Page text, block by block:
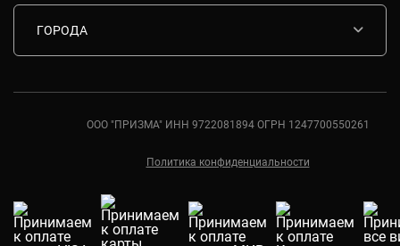
Комплектующие
Контакты
Ремонт кондиционеров Bosch
ГОРОДА
Санкт-Петербург
Новосибирск
Калининград
ООО "ПРИЗМА" ИНН 9722081894 ОГРН 1247700550261
Политика конфиденциальности